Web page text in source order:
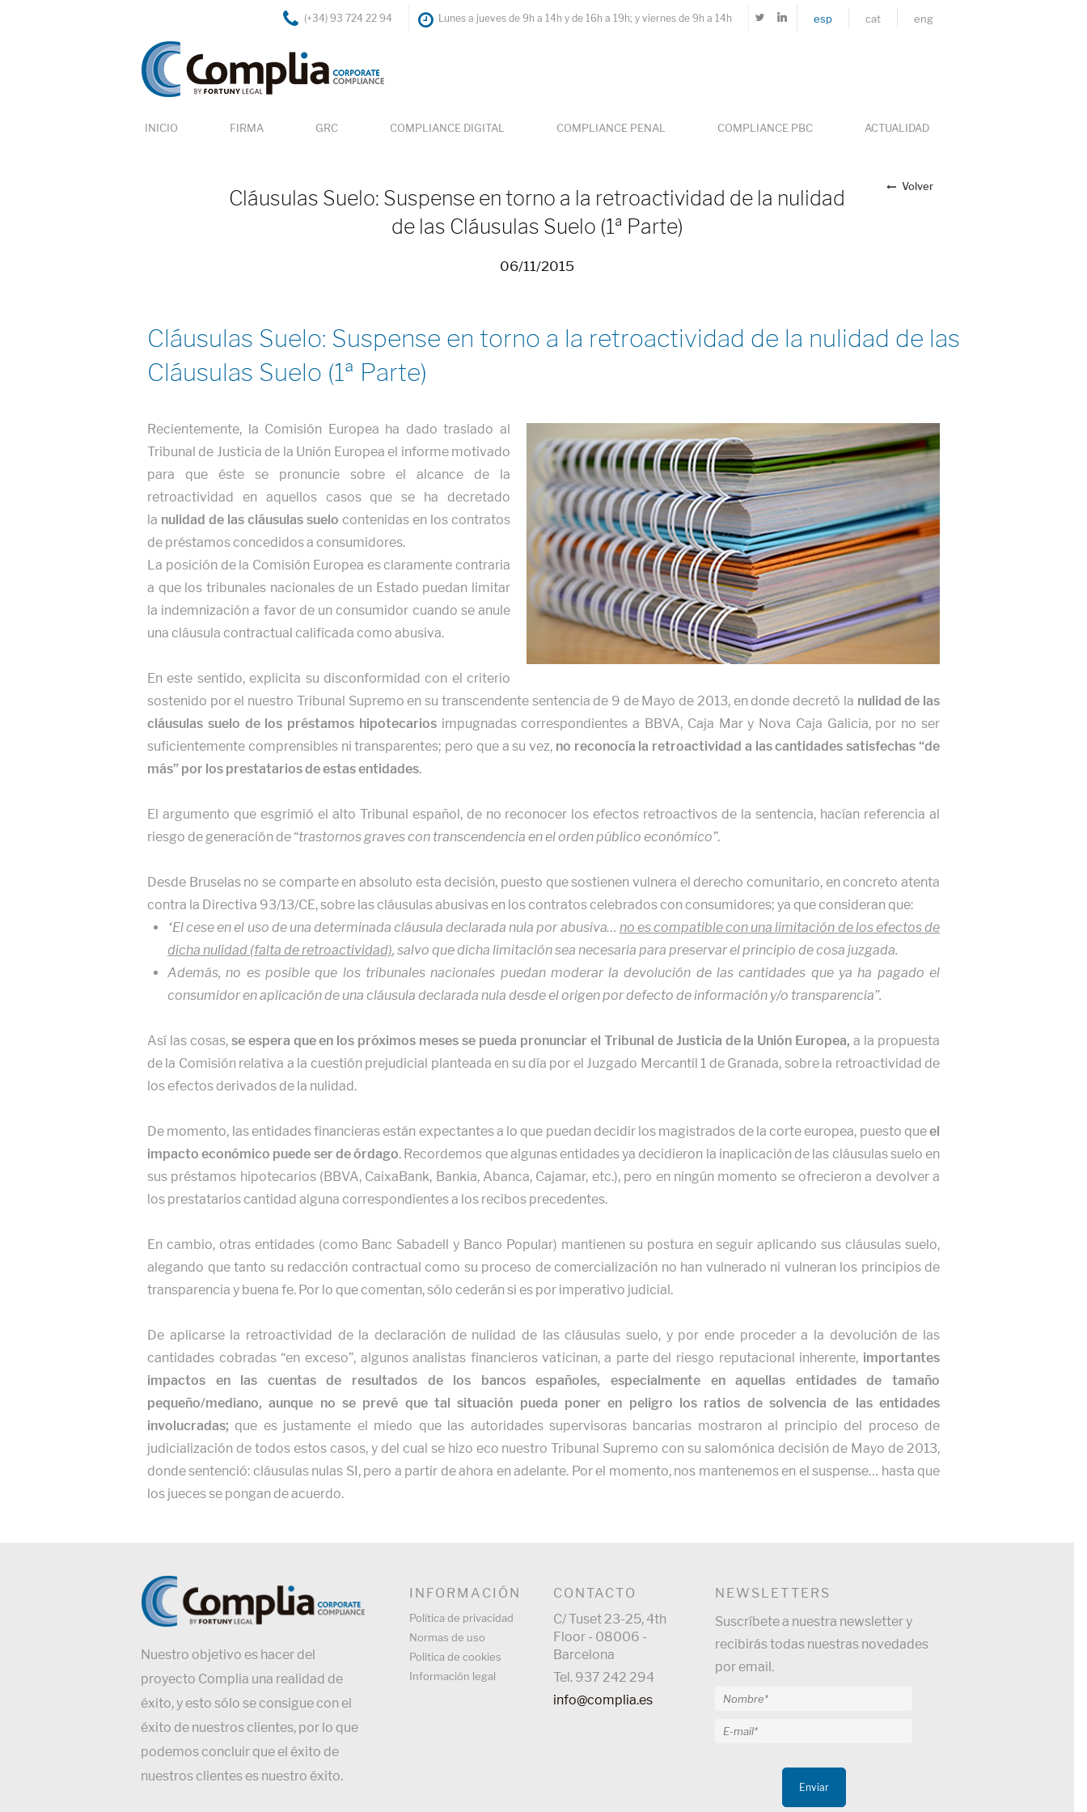
esp cat eng
(+34) 93 724 22 94 Lunes a jueves de 9h a 14h y de 16h a 19h; y viernes de 9h a 14h
INICIO FIRMA GRC COMPLIANCE DIGITAL COMPLIANCE PENAL COMPLIANCE PBC ACTUALIDAD
Volver
Cláusulas Suelo: Suspense en torno a la retroactividad de la nulidad
de las Cláusulas Suelo (1ª Parte)
06/11/2015
Cláusulas Suelo: Suspense en torno a la retroactividad de la nulidad de las
Cláusulas Suelo (1ª Parte)
Recientemente, la Comisión Europea ha dado traslado al
Tribunal de Justicia de la Unión Europea el informe motivado
para que éste se pronuncie sobre el alcance de la
retroactividad en aquellos casos que se ha decretado
la nulidad de las cláusulas suelo contenidas en los contratos
de préstamos concedidos a consumidores.
La posición de la Comisión Europea es claramente contraria
a que los tribunales nacionales de un Estado puedan limitar
la indemnización a favor de un consumidor cuando se anule
una cláusula contractual calificada como abusiva.
En este sentido, explicita su disconformidad con el criterio
sostenido por el nuestro Tribunal Supremo en su transcendente sentencia de 9 de Mayo de 2013, en donde decretó la nulidad de las
cláusulas suelo de los préstamos hipotecariosimpugnadas correspondientes a BBVA, Caja Mar y Nova Caja Galicia, por no ser
suficientemente comprensibles ni transparentes; pero que a su vez, no reconocía la retroactividad a las cantidades satisfechas “de
más” por los prestatarios de estas entidades.
El argumento que esgrimió el alto Tribunal español, de no reconocer los efectos retroactivos de la sentencia, hacían referencia al
riesgo de generación de “trastornos graves con transcendencia en el orden público económico”.
Desde Bruselas no se comparte en absoluto esta decisión, puesto que sostienen vulnera el derecho comunitario, en concreto atenta
contra la Directiva 93/13/CE, sobre las cláusulas abusivas en los contratos celebrados con consumidores; ya que consideran que:
“El cese en el uso de una determinada cláusula declarada nula por abusiva… no es compatible con una limitación de los efectos de
dicha nulidad (falta de retroactividad), salvo que dicha limitación sea necesaria para preservar el principio de cosa juzgada.
Además, no es posible que los tribunales nacionales puedan moderar la devolución de las cantidades que ya ha pagado el
consumidor en aplicación de una cláusula declarada nula desde el origen por defecto de información y/o transparencia”.
Así las cosas, se espera que en los próximos meses se pueda pronunciar el Tribunal de Justicia de la Unión Europea, a la propuesta
de la Comisión relativa a la cuestión prejudicial planteada en su día por el Juzgado Mercantil 1 de Granada, sobre la retroactividad de
los efectos derivados de la nulidad.
De momento, las entidades financieras están expectantes a lo que puedan decidir los magistrados de la corte europea, puesto queel
impacto económico puede ser de órdago. Recordemos que algunas entidades ya decidieron la inaplicación de las cláusulas suelo en
sus préstamos hipotecarios (BBVA, CaixaBank, Bankia, Abanca, Cajamar, etc.), pero en ningún momento se ofrecieron a devolver a
los prestatarios cantidad alguna correspondientes a los recibos precedentes.
En cambio, otras entidades (como Banc Sabadell y Banco Popular) mantienen su postura en seguir aplicando sus cláusulas suelo,
alegando que tanto su redacción contractual como su proceso de comercialización no han vulnerado ni vulneran los principios de
transparencia y buena fe. Por lo que comentan, sólo cederán si es por imperativo judicial.
De aplicarse la retroactividad de la declaración de nulidad de las cláusulas suelo, y por ende proceder a la devolución de las
cantidades cobradas “en exceso”, algunos analistas financieros vaticinan, a parte del riesgo reputacional inherente, importantes
impactos en las cuentas de resultados de los bancos españoles, especialmente en aquellas entidades de tamaño
pequeño/mediano, aunque no se prevé que tal situación pueda poner en peligro los ratios de solvencia de las entidades
involucradas; que es justamente el miedo que las autoridades supervisoras bancarias mostraron al principio del proceso de
judicialización de todos estos casos, y del cual se hizo eco nuestro Tribunal Supremo con su salomónica decisión de Mayo de 2013,
donde sentenció: cláusulas nulas SI, pero a partir de ahora en adelante. Por el momento, nos mantenemos en el suspense… hasta que
los jueces se pongan de acuerdo.
Nuestro objetivo es hacer del
proyecto Complia una realidad de
éxito, y esto sólo se consigue con el
éxito de nuestros clientes, por lo que
podemos concluir que el éxito de
nuestros clientes es nuestro éxito.
INFORMACIÓN
Política de privacidad
Normas de uso
Política de cookies
Información legal
CONTACTO
C/ Tuset 23-25, 4th
Floor - 08006 -
Barcelona
Tel. 937 242 294
info@complia.es
NEWSLETTERS
Suscríbete a nuestra newsletter y
recibirás todas nuestras novedades
por email.
Enviar